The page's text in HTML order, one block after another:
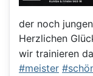
der noch
Herzlichen
wir trainieren
#meister